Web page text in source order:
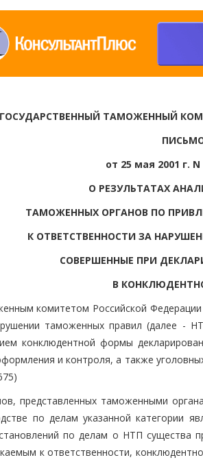
ГОСУДАРСТВЕННЫЙ ТАМОЖЕННЫЙ
от 25 мая 2001 г.
О РЕЗУЛЬТАТАХ
ТАМОЖЕННЫХ ОРГАНОВ ПО
К ОТВЕТСТВЕННОСТИ ЗА
СОВЕРШЕННЫЕ ПРИ
В
комитетом Российской
таможенных правил (далее -
конклюдентной формы
и контроля, а также
представленных таможенными
по делам указанной категории
по делам о НТП существа
к ответственности,